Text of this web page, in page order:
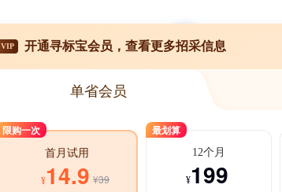
VIP 开通寻标宝会员，查看更多招采信息
单省会员
限购一次
首月试用
¥14.9 ¥39
最划算
12个月
¥199